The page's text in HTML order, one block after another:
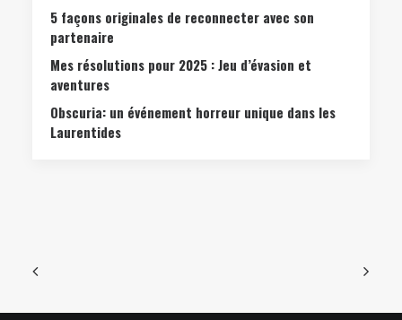
5 façons originales de reconnecter avec son
partenaire
Mes résolutions pour 2025 : Jeu d’évasion et
aventures
Obscuria: un événement horreur unique dans les
Laurentides